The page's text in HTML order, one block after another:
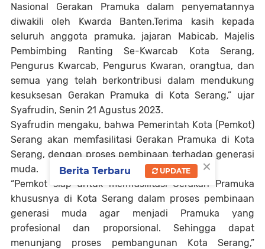
Nasional Gerakan Pramuka dalam penyematannya
diwakili oleh Kwarda Banten.Terima kasih kepada
seluruh anggota pramuka, jajaran Mabicab, Majelis
Pembimbing Ranting Se-Kwarcab Kota Serang,
Pengurus Kwarcab, Pengurus Kwaran, orangtua, dan
semua yang telah berkontribusi dalam mendukung
kesuksesan Gerakan Pramuka di Kota Serang,” ujar
Syafrudin, Senin 21 Agustus 2023.
Syafrudin mengaku, bahwa Pemerintah Kota (Pemkot)
Serang akan memfasilitasi Gerakan Pramuka di Kota
Serang, dengan proses pembinaan terhadap generasi
muda.
“Pemkot siap untuk memfasilitasi Gerakan Pramuka
khususnya di Kota Serang dalam proses pembinaan
generasi muda agar menjadi Pramuka yang
profesional dan proporsional. Sehingga dapat
menunjang proses pembangunan Kota Serang,”
×
Berita Terbaru UPDATE